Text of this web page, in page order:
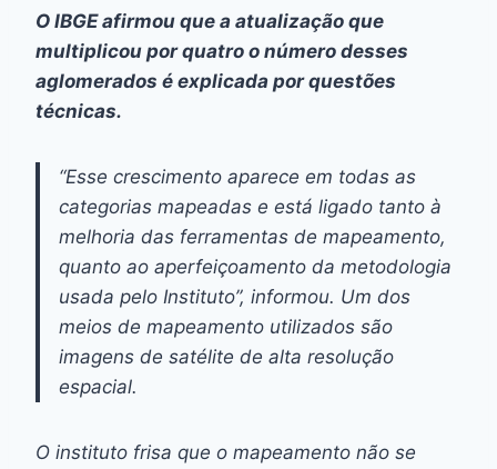
O IBGE afirmou que a atualização que
multiplicou por quatro o número desses
aglomerados é explicada por questões
técnicas.
“Esse crescimento aparece em todas as
categorias mapeadas e está ligado tanto à
melhoria das ferramentas de mapeamento,
quanto ao aperfeiçoamento da metodologia
usada pelo Instituto”, informou. Um dos
meios de mapeamento utilizados são
imagens de satélite de alta resolução
espacial.
O instituto frisa que o mapeamento não se